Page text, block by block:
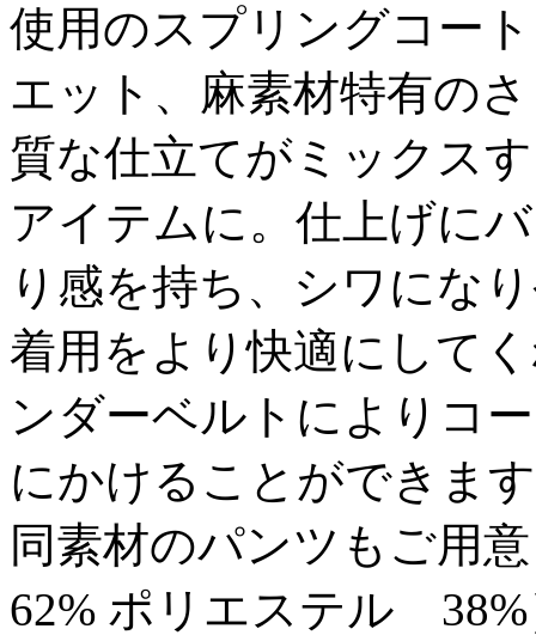
使用のスプリングコー
エット、麻素材特有の
質な仕立てがミックス
アイテムに。仕上げに
り感を持ち、シワにな
着用をより快適にして
ンダーベルトによりコ
にかけることができま
同素材のパンツもご用
62% ポリエステル 38%